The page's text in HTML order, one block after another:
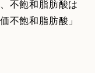
不飽和脂肪酸は
不飽和脂肪酸」